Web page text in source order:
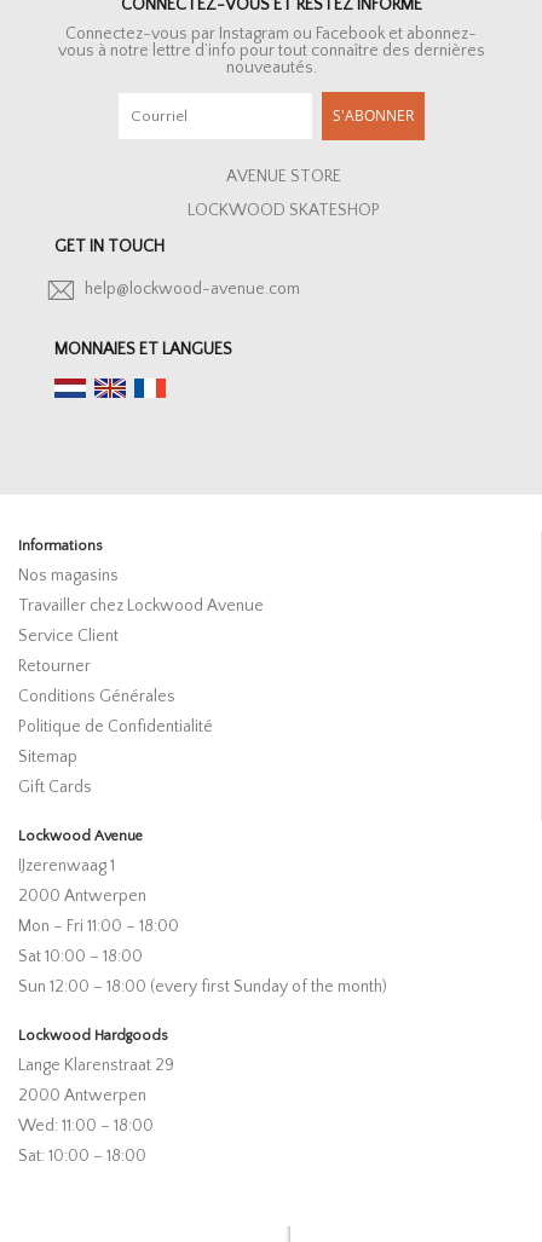
CONNECTEZ-VOUS ET RESTEZ INFORMÉ
Connectez-vous par Instagram ou Facebook et abonnez-
vous à notre lettre d’info pour tout connaître des dernières
nouveautés.
S'ABONNER
AVENUE STORE
LOCKWOOD SKATESHOP
GET IN TOUCH
help@lockwood-avenue.com
MONNAIES ET LANGUES
Informations
Nos magasins
Travailler chez Lockwood Avenue
Service Client
Retourner
Conditions Générales
Politique de Confidentialité
Sitemap
Gift Cards
Lockwood Avenue
IJzerenwaag 1
2000 Antwerpen
Mon – Fri 11:00 – 18:00
Sat 10:00 – 18:00
Sun 12:00 – 18:00 (every first Sunday of the month)
Lockwood Hardgoods
Lange Klarenstraat 29
2000 Antwerpen
Wed: 11:00 – 18:00
Sat: 10:00 – 18:00